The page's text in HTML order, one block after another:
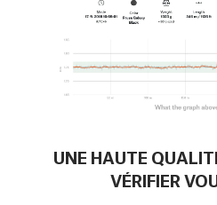
UNE HAUTE
VÉRIFIER